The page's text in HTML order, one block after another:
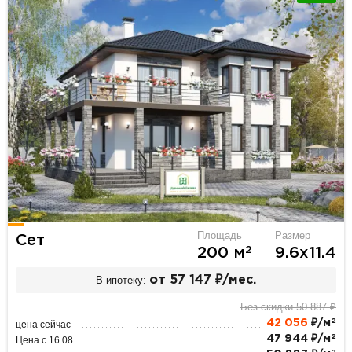
Сет Площадь
200 м2
Размер
9.6х11.4
В ипотеку: от 57 147 ₽/мес.
Без скидки 50 887 ₽
цена сейчас 42 056 ₽/м 2
Цена с 16.08 47 944 ₽/м 2